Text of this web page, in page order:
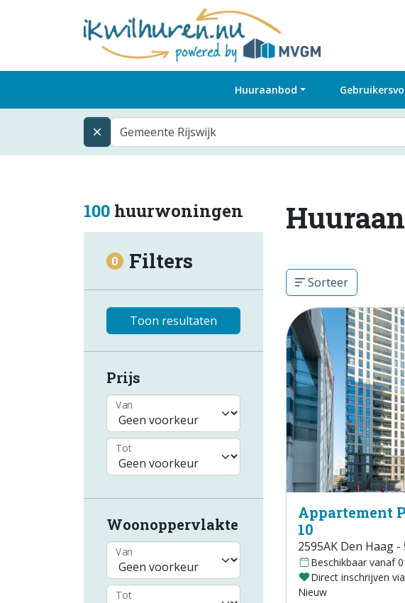
Huuraanbod
Gemeente Rijswijk
100 huurwoningen
0 Filters
Toon resultaten
Prijs
Van
Tot
Woonoppervlakte
Van
Tot
Sorteer
Appartement
10
2595AK Den Haag -
Beschikbaar vanaf
Direct inschrijven
Nieuw